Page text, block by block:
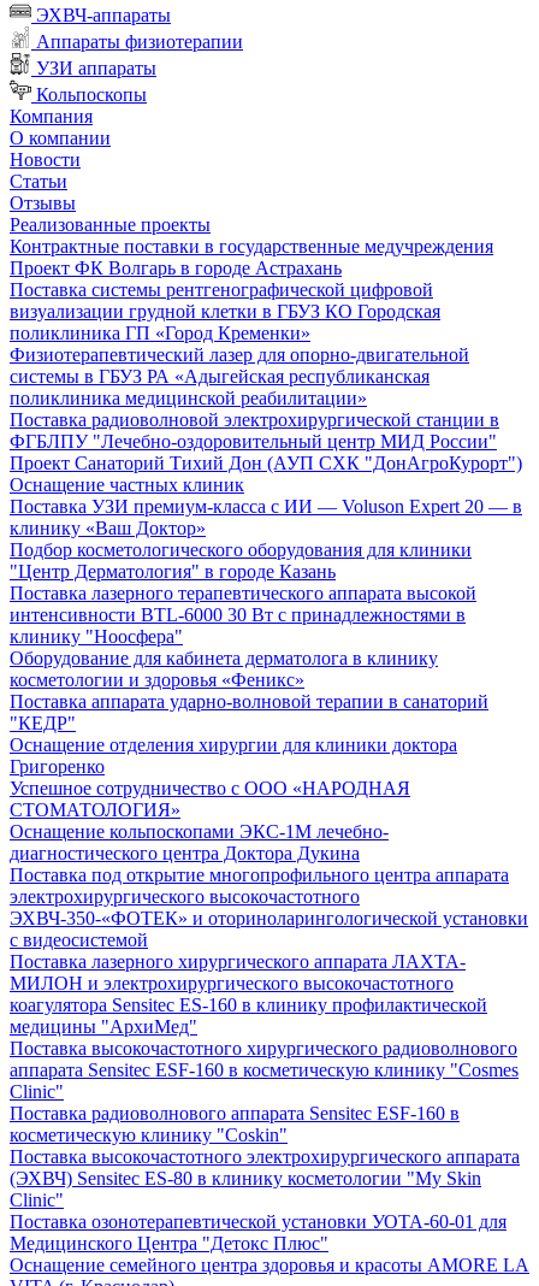
ЭХВЧ-аппараты
Аппараты физиотерапии
УЗИ аппараты
Кольпоскопы
Компания
О компании
Новости
Статьи
Отзывы
Реализованные проекты
Контрактные поставки в государственные медучреждения
Проект ФК Волгарь в городе Астрахань
Поставка системы рентгенографической цифровой
визуализации грудной клетки в ГБУЗ КО Городская
поликлиника ГП «Город Кременки»
Физиотерапевтический лазер для опорно-двигательной
системы в ГБУЗ РА «Адыгейская республиканская
поликлиника медицинской реабилитации»
Поставка радиоволновой электрохирургической станции в
ФГБЛПУ "Лечебно-оздоровительный центр МИД России"
Проект Санаторий Тихий Дон (АУП СХК "ДонАгроКурорт")
Оснащение частных клиник
Поставка УЗИ премиум-класса с ИИ — Voluson Expert 20 — в
клинику «Ваш Доктор»
Подбор косметологического оборудования для клиники
"Центр Дерматология" в городе Казань
Поставка лазерного терапевтического аппарата высокой
интенсивности BTL-6000 30 Вт с принадлежностями в
клинику "Ноосфера"
Оборудование для кабинета дерматолога в клинику
косметологии и здоровья «Феникс»
Поставка аппарата ударно-волновой терапии в санаторий
"КЕДР"
Оснащение отделения хирургии для клиники доктора
Григоренко
Успешное сотрудничество с ООО «НАРОДНАЯ
СТОМАТОЛОГИЯ»
Оснащение кольпоскопами ЭКС-1М лечебно-
диагностического центра Доктора Дукина
Поставка под открытие многопрофильного центра аппарата
электрохирургического высокочастотного
ЭХВЧ-350-«ФОТЕК» и оториноларингологической установки
с видеосистемой
Поставка лазерного хирургического аппарата ЛАХТА-
МИЛОН и электрохирургического высокочастотного
коагулятора Sensitec ES-160 в клинику профилактической
медицины "АрхиМед"
Поставка высокочастотного хирургического радиоволнового
аппарата Sensitec ESF-160 в косметическую клинику "Cosmes
Clinic"
Поставка радиоволнового аппарата Sensitec ESF-160 в
косметическую клинику "Coskin"
Поставка высокочастотного электрохирургического аппарата
(ЭХВЧ) Sensitec ES-80 в клинику косметологии "My Skin
Clinic"
Поставка озонотерапевтической установки УОТА-60-01 для
Медицинского Центра "Детокс Плюс"
Оснащение семейного центра здоровья и красоты AMORE LA